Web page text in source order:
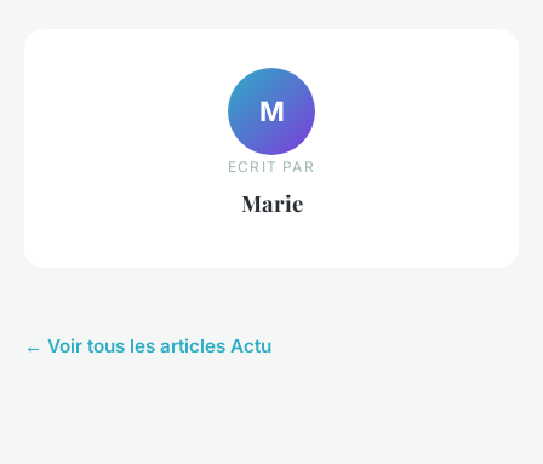
M
ECRIT PAR
Marie
← Voir tous les articles Actu